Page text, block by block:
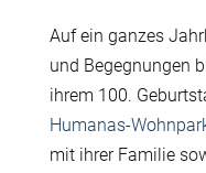
Auf ein ganzes
und Begegnungen
ihrem 100.
Humanas-
mit ihrer Familie